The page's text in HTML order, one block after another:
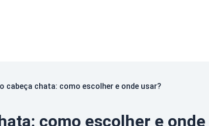
cabeça chata: como escolher e onde usar?
como escolher e onde